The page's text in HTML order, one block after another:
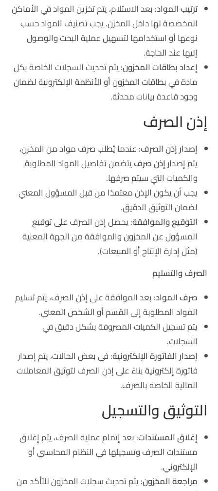
ترتيب المواد: بعد الاستلام، يتم تخزين المواد في الأماكن
المخصصة لها داخل المخزن. يجب تصنيف المواد حسب
نوعها أو استخدامها لتسهيل عملية البحث والوصول
إليها عند الحاجة.
إعداد بطاقات المخزون: يتم تحديث السجلات الخاصة بكل
مادة في بطاقات المخزون أو الأنظمة الإلكترونية لضمان
وجود قاعدة بيانات محدثة.
إذن الصرف
إصدار إذن الصرف: عندما يُطلب صرف مواد من المخزن،
يتم إصدارإذن صرفيتضمن تفاصيل المواد المطلوبة
والكميات التي سيتم صرفها.
يجب أن يكون الإذن معتمدًا من قبل المسؤول المعني
لضمان التوثيق الدقيق.
التوقيع والموافقة: يحصل إذن الصرف على توقيع
المسؤول عن المخزون والموافقة من الجهة المعنية
(مثل إدارة الإنتاج أو المبيعات).
الصرف والتسليم
صرف المواد: بعد الموافقة على إذن الصرف، يتم تسليم
المواد المطلوبة إلى القسم أو الشخص المعني.
يتم تسجيل الكميات المصروفة بشكل دقيق في
السجلات.
إصدار الفاتورة الإلكترونية: في بعض الحالات، يتم إصدار
فاتورة إلكترونية بناءً على إذن الصرف لتوثيق المعاملات
المالية الخاصة بالصرف.
التوثيق والتسجيل
إغلاق المستندات: بعد إتمام عملية الصرف، يتم إغلاق
مستندات الصرف وتسجيلها في النظام المحاسبي أو
الإلكتروني.
مراجعة المخزون: يتم تحديث سجلات المخزون للتأكد من